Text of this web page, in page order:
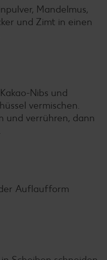
Mandelmus,
und Zimt in einen
Nibs und
vermischen.
und verrühren, dann
Auflaufform